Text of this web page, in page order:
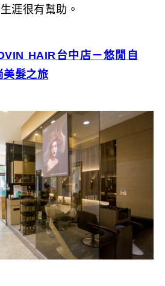
涯很有幫助。
HAIR台中店－悠閒自
美髮之旅